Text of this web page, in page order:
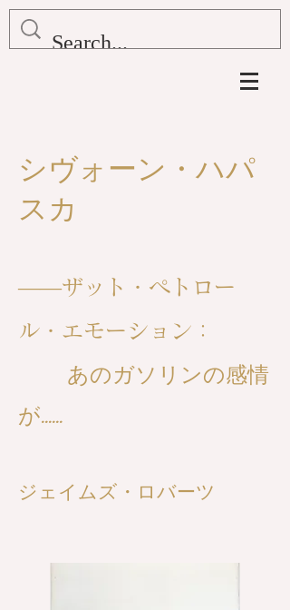
シヴォーン・ハパ
スカ
——ザット・ペトロー
ル・エモーション：
あのガソリンの感情
が……
ジェイムズ・ロバーツ